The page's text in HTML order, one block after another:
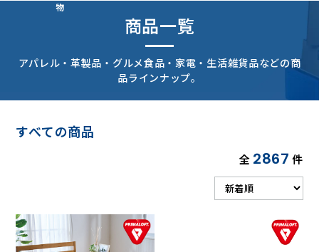
物
商品一覧
アパレル・革製品・グルメ食品・家電・生活雑貨品などの商
品ラインナップ。
すべての商品
全 2867 件